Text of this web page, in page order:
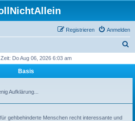
Anmelden
Registrieren
h
Do Aug 06, 2026 6:03 am
Basis
Aufklärung...
gehbehinderte Menschen recht interessante und